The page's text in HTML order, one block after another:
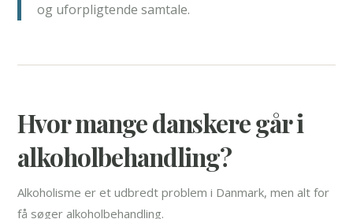
og uforpligtende samtale.
Hvor mange danskere går i
alkoholbehandling?
Alkoholisme er et udbredt problem i Danmark, men alt for
få søger alkoholbehandling.